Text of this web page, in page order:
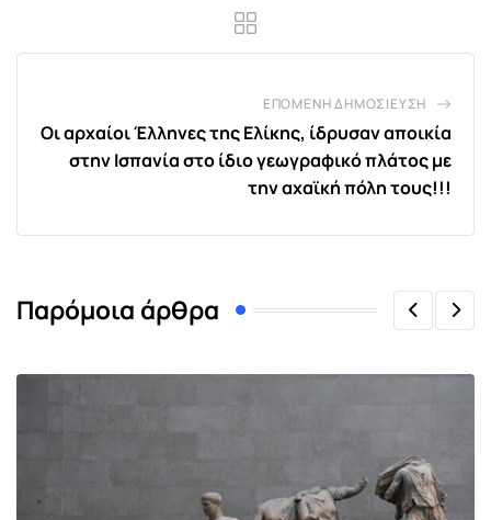
ΕΠΌΜΕΝΗ ΔΗΜΟΣΊΕΥΣΗ
Οι αρχαίοι Έλληνες της Ελίκης, ίδρυσαν αποικία
στην Ισπανία στο ίδιο γεωγραφικό πλάτος με
την αχαϊκή πόλη τους!!!
Παρόμοια άρθρα